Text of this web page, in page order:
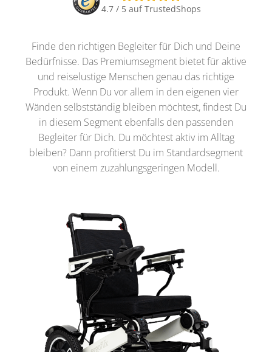
4.7 / 5 auf TrustedShops
Finde den richtigen Begleiter für Dich und Deine
Bedürfnisse. Das Premiumsegment bietet für aktive
und reiselustige Menschen genau das richtige
Produkt. Wenn Du vor allem in den eigenen vier
Wänden selbstständig bleiben möchtest, findest Du
in diesem Segment ebenfalls den passenden
Begleiter für Dich. Du möchtest aktiv im Alltag
bleiben? Dann profitierst Du im Standardsegment
von einem zuzahlungsgeringen Modell.